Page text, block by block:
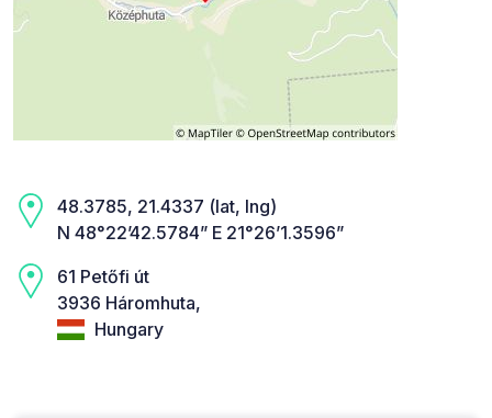
48.3785, 21.4337 (lat, lng)
N 48°22’42.5784” E 21°26’1.3596”
61 Petőfi út
3936 Háromhuta,
Hungary